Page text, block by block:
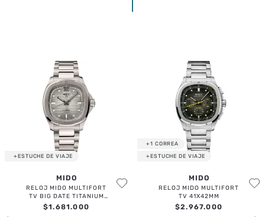
+ESTUCHE DE VIAJE
MIDO
RELOJ MIDO MULTIFORT
TV BIG DATE TITANIUM
39X40MM
$1.681.000
+1 CORREA
+ESTUCHE DE VIAJE
MIDO
RELOJ MIDO MULTIFORT
TV 41X42MM
$2.967.000